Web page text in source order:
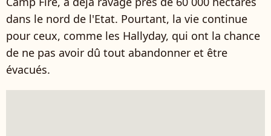
dans le nord de l'Etat. Pourtant, la vie continue
pour ceux, comme les Hallyday, qui ont la chance
de ne pas avoir dû tout abandonner et être
évacués.